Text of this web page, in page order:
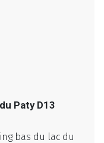
Paty D13
bas du lac du